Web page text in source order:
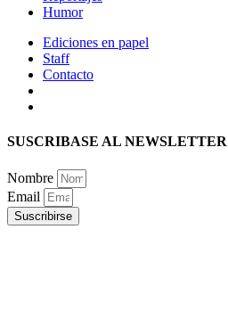
Humor
Ediciones en papel
Staff
Contacto
SUSCRIBASE AL NEWSLETTER
Nombre
Email
Suscribirse